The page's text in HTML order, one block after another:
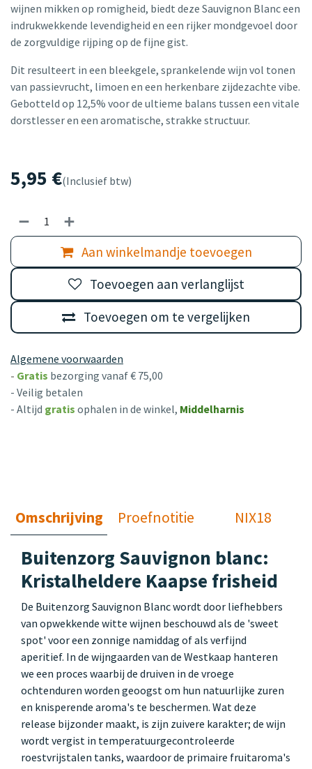
wijnen mikken op romigheid, biedt deze Sauvignon Blanc een
indrukwekkende levendigheid en een rijker mondgevoel door
de zorgvuldige rijping op de fijne gist.
Dit resulteert in een bleekgele, sprankelende wijn vol tonen
van passievrucht, limoen en een herkenbare zijdezachte vibe.
Gebotteld op 12,5% voor de ultieme balans tussen een vitale
dorstlesser en een aromatische, strakke structuur.
5,95 €(Inclusief btw)
Aan winkelmandje toevoegen
Toevoegen om te vergelijken
Toevoegen aan verlanglijst
Algemene voorwaarden
- Gratis bezorging vanaf € 75,00
- Veilig betalen
- Altijd gratis ophalen in de winkel, Middelharnis
Omschrijving Proefnotitie NIX18
Buitenzorg Sauvignon blanc:
Kristalheldere Kaapse frisheid
De Buitenzorg Sauvignon Blanc wordt door liefhebbers
van opwekkende witte wijnen beschouwd als de 'sweet
spot' voor een zonnige namiddag of als verfijnd
aperitief. In de wijngaarden van de Westkaap hanteren
we een proces waarbij de druiven in de vroege
ochtenduren worden geoogst om hun natuurlijke zuren
en knisperende aroma's te beschermen. Wat deze
release bijzonder maakt, is zijn zuivere karakter; de wijn
wordt vergist in temperatuurgecontroleerde
roestvrijstalen tanks, waardoor de primaire fruitaroma's